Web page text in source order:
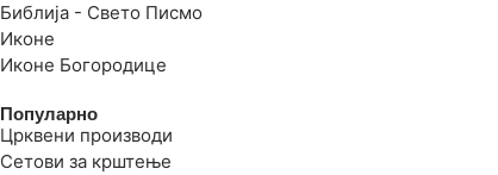
Библија - Свето Писмо
Иконе
Иконе Богородице
Популарно
Црквени производи
Сетови за крштење